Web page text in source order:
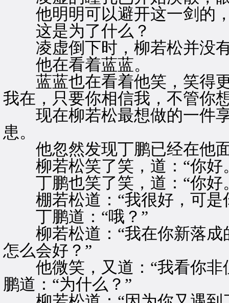
他明明可以避开这一剑的
这是为了什么？
凌虚倒下时，柳若松并没
他在看着蓝蓝。
蓝蓝也在看着他笑，笑得更
我在，只要你相信我，不管你
现在柳若松最想做的一件享
患。
他忽然发现丁鹏已经在他
柳若松笑了笑，道：“你好
丁鹏也笑了笑，道：“你好
棚若松道：“我很好，可是
丁鹏道：“哦？”
柳若松道：“我在你新落成
怎么会好？”
他微笑，又道：“我看你非
鹏道：“为什么？”